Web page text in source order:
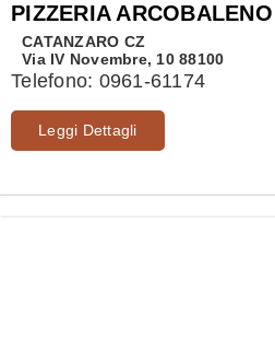
PIZZERIA ARCOBALENO
CATANZARO CZ
Via IV Novembre, 10 88100
Telefono: 0961-61174
Leggi Dettagli